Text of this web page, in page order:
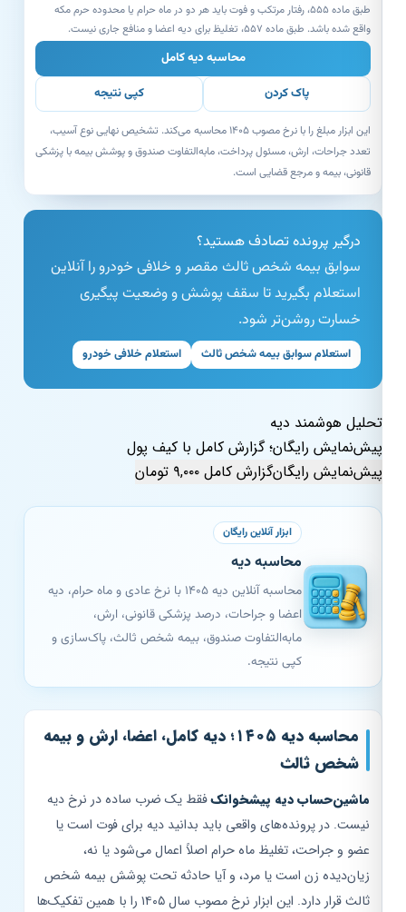
طبق ماده ۵۵۵، رفتار مرتکب و فوت باید هر دو در ماه حرام یا محدوده حرم مکه
واقع شده باشد. طبق ماده ۵۵۷، تغلیظ برای دیه اعضا و منافع جاری نیست.
محاسبه دیه کامل
پاک کردن
کپی نتیجه
این ابزار مبلغ را با نرخ مصوب ۱۴۰۵ محاسبه می‌کند. تشخیص نهایی نوع آسیب،
تعدد جراحات، ارش، مسئول پرداخت، مابه‌التفاوت صندوق و پوشش بیمه با پزشکی
قانونی، بیمه و مرجع قضایی است.
درگیر پرونده تصادف هستید؟
سوابق بیمه شخص ثالث مقصر و خلافی خودرو را آنلاین
استعلام بگیرید تا سقف پوشش و وضعیت پیگیری
خسارت روشن‌تر شود.
استعلام سوابق بیمه شخص ثالث استعلام خلافی خودرو
تحلیل هوشمند دیه
پیش‌نمایش رایگان؛ گزارش کامل با کیف پول
پیش‌نمایش رایگانگزارش کامل ۹,۰۰۰ تومان
ابزار آنلاین رایگان
محاسبه دیه
محاسبه آنلاین دیه ۱۴۰۵ با نرخ عادی و ماه حرام، دیه
اعضا و جراحات، درصد پزشکی قانونی، ارش،
مابه‌التفاوت صندوق، بیمه شخص ثالث، پاک‌سازی و
کپی نتیجه.
محاسبه دیه ۱۴۰۵؛ دیه کامل، اعضا، ارش و بیمه
شخص ثالث
ماشین‌حساب دیه پیشخوانکفقط یک ضرب ساده در نرخ دیه
نیست. در پرونده‌های واقعی باید بدانید دیه برای فوت است یا
عضو و جراحت، تغلیظ ماه حرام اصلاً اعمال می‌شود یا نه،
زیان‌دیده زن است یا مرد، و آیا حادثه تحت پوشش بیمه شخص
ثالث قرار دارد. این ابزار نرخ مصوب سال ۱۴۰۵ را با همین تفکیک‌ها